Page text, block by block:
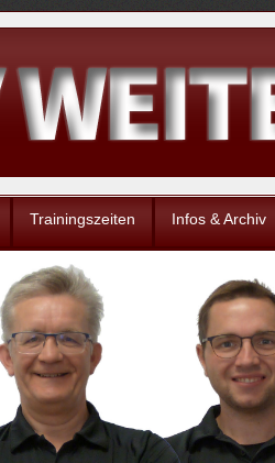
Trainingszeiten Infos & Archiv